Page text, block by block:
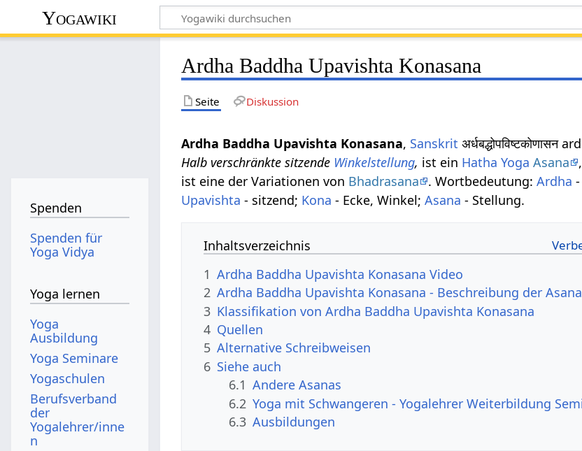
Yogawiki
Ardha Baddha Upavishta Konasana
Seite Diskussion
Ardha Baddha Upavishta Konasana, Sanskrit
Halb verschränkte sitzende Winkelstellung, ist ein Hatha Yoga Asana
ist eine der Variationen von Bhadrasana . Wortbedeutung:Ardha
Upavishta - sitzend; Kona - Ecke, Winkel;Asana - Stellung.
Inhaltsverzeichnis
1 Ardha Baddha Upavishta Konasana Video
2 Ardha Baddha Upavishta Konasana - Beschreibung der Asana
3 Klassifikation von Ardha Baddha Upavishta Konasana
4 Quellen
5 Alternative Schreibweisen
6 Siehe auch
6.1 Andere Asanas
6.2 Yoga mit Schwangeren - Yogalehrer Weiterbildung
6.3 Ausbildungen
Spenden
Spenden für
Yoga Vidya
Yoga lernen
Yoga
Ausbildung
Yoga Seminare
Yogaschulen
Berufsverband
der
Yogalehrer/inne
n